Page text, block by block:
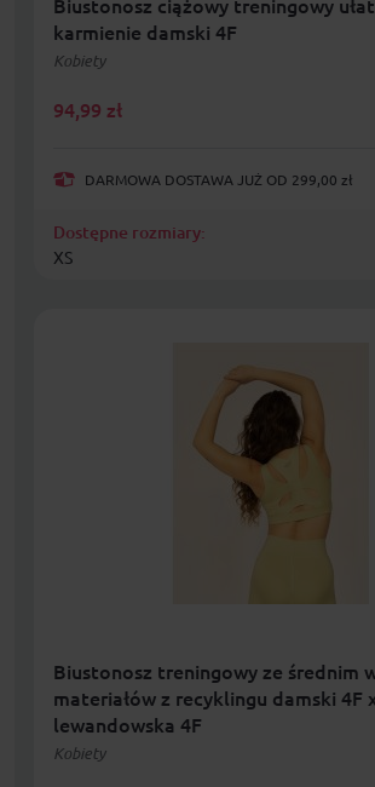
karmienie damski 4F
Kobiety
94,99 zł
DARMOWA DOSTAWA JUŻ OD 299,00 zł
Dostępne rozmiary:
XS
Biustonosz treningowy ze średnim
materiałów z recyklingu damski 4F
lewandowska 4F
Kobiety